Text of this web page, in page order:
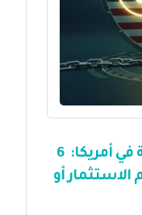
مخاطر شركة LLC الصورية في أمريكا: 6
أو